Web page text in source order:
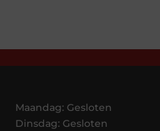
Maandag: Gesloten
Dinsdag: Gesloten